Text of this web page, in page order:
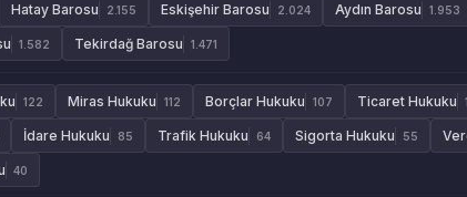
Hatay Barosu 2.155 Eskişehir Barosu 2.024 Aydın Barosu 1.953
1.582 Tekirdağ Barosu 1.471
122 Miras Hukuku 112 Borçlar Hukuku 107 Ticaret Hukuku
İdare Hukuku 85 Trafik Hukuku 64 Sigorta Hukuku 55
40